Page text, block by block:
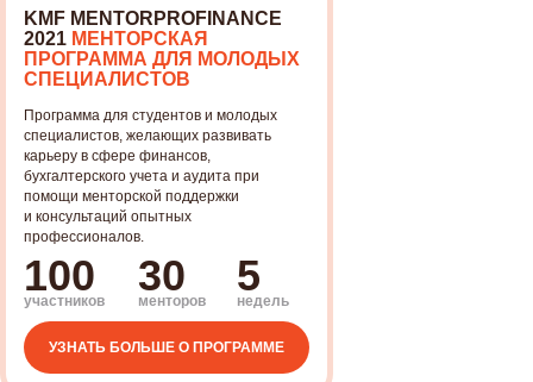
KMF MENTORPROFINANCE
2021 МЕНТОРСКАЯ
ПРОГРАММА ДЛЯ МОЛОДЫХ
СПЕЦИАЛИСТОВ
Программа для студентов и молодых
специалистов, желающих развивать
карьеру в сфере финансов,
бухгалтерского учета и аудита при
помощи менторской поддержки
и консультаций опытных
профессионалов.
100
участников
30
менторов
5
недель
УЗНАТЬ БОЛЬШЕ О ПРОГРАММЕ
ул. Жарокова 230/76
© 2019-2024 Все права защищены.
Политика конфиденциальности
Договор-оферта на обучение
Договор-оферта на менторство